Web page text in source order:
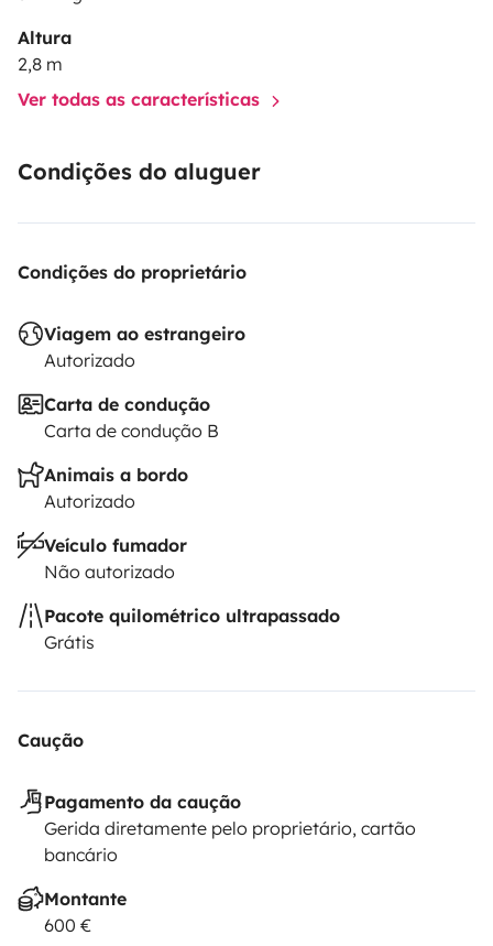
Altura
2,8 m
Ver todas as características
Condições do aluguer
Condições do proprietário
Viagem ao estrangeiro
Autorizado
Carta de condução
Carta de condução B
Animais a bordo
Autorizado
Veículo fumador
Não autorizado
Pacote quilométrico ultrapassado
Grátis
Caução
Pagamento da caução
Gerida diretamente pelo proprietário, cartão
bancário
Montante
600 €